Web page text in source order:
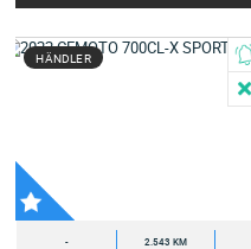
HÄNDLER
- 2.543 KM